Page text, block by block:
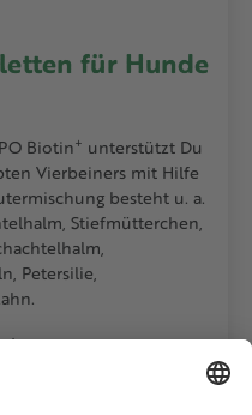
für Hunde
Biotin+ unterstützt Du
Vierbeiners mit Hilfe
besteht u. a.
Stiefmütterchen,
Petersilie,